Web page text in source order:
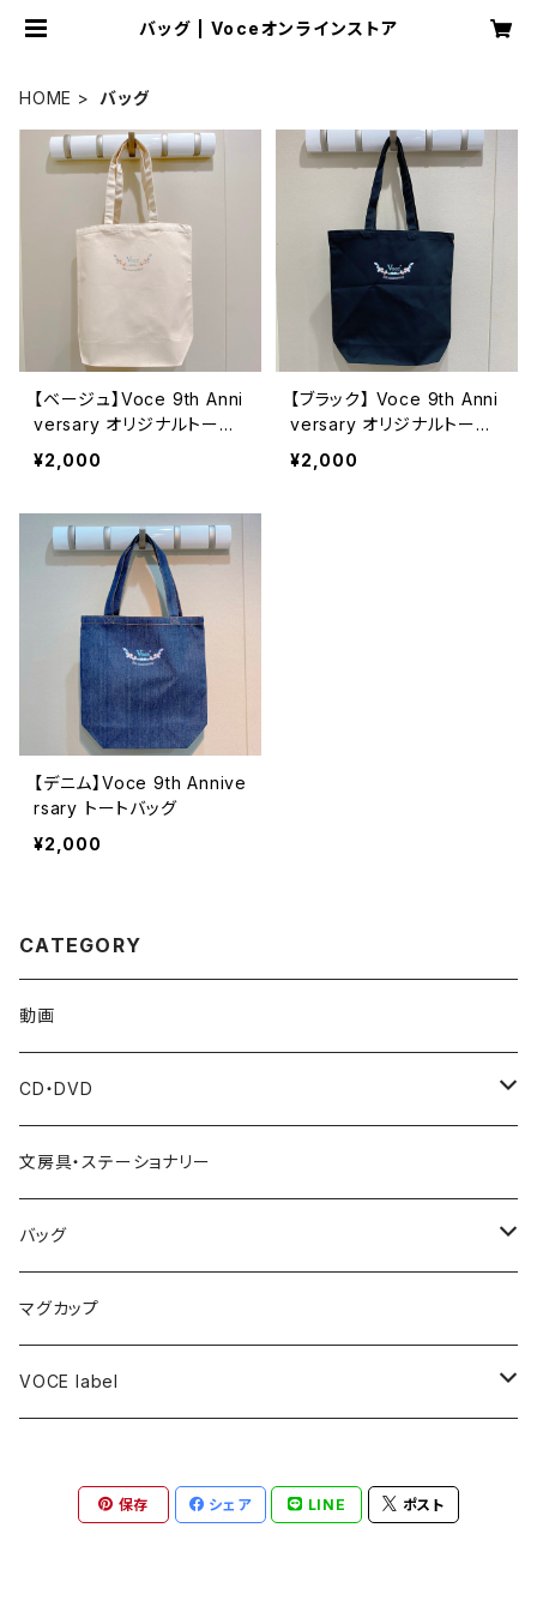
バッグ | Voceオンラインストア
HOME バッグ
【ベージュ】Voce 9th Anni
versary オリジナルトート
バッグ
¥2,000
【ブラック】 Voce 9th Anni
versary オリジナルトート
バッグ
¥2,000
【デニム】Voce 9th Annive
rsary トートバッグ
¥2,000
CATEGORY
動画
CD・DVD
梶原圭恵(Voce ヴァイオリン講師)
廣瀬史佳(Voce ヴォーカル講師)
北床宗太郎(Voceアーティストヴァイオリン奏者)
文房具・ステーショナリー
バッグ
トートバッグ
マグカップ
VOCE label
キャップ
保存 シェア LINE ポスト